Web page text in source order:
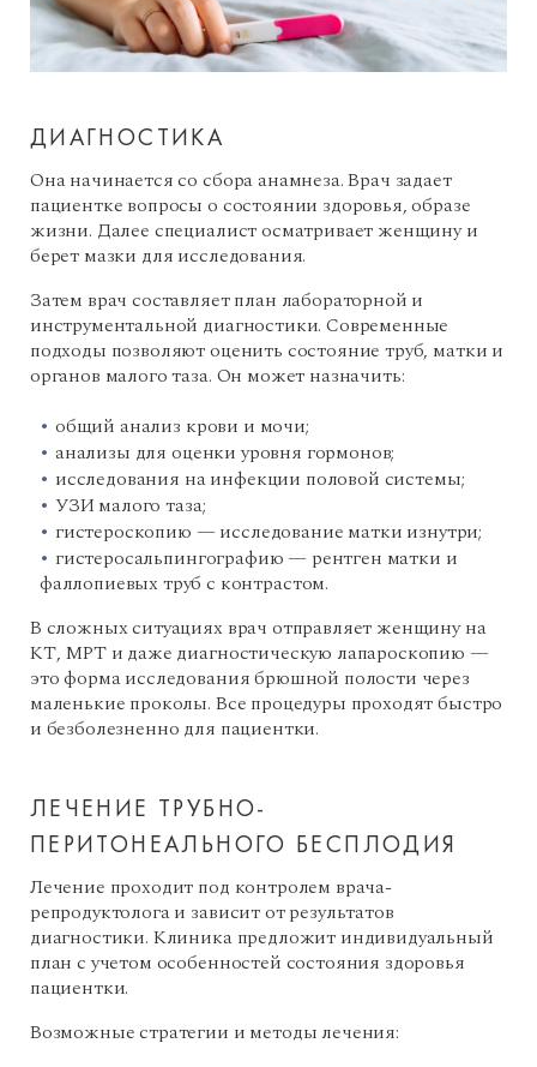
ДИАГНОСТИКА
Она начинается со сбора анамнеза. Врач задает
пациентке вопросы о состоянии здоровья, образе
жизни. Далее специалист осматривает женщину и
берет мазки для исследования.
Затем врач составляет план лабораторной и
инструментальной диагностики. Современные
подходы позволяют оценить состояние труб, матки и
органов малого таза. Он может назначить:
общий анализ крови и мочи;
анализы для оценки уровня гормонов;
исследования на инфекции половой системы;
УЗИ малого таза;
гистероскопию — исследование матки изнутри;
гистеросальпингографию — рентген матки и
фаллопиевых труб с контрастом.
В сложных ситуациях врач отправляет женщину на
КТ, МРТ и даже диагностическую лапароскопию —
это форма исследования брюшной полости через
маленькие проколы. Все процедуры проходят быстро
и безболезненно для пациентки.
ЛЕЧЕНИЕ ТРУБНО-
ПЕРИТОНЕАЛЬНОГО БЕСПЛОДИЯ
Лечение проходит под контролем врача-
репродуктолога и зависит от результатов
диагностики. Клиника предложит индивидуальный
план с учетом особенностей состояния здоровья
пациентки.
Возможные стратегии и методы лечения: